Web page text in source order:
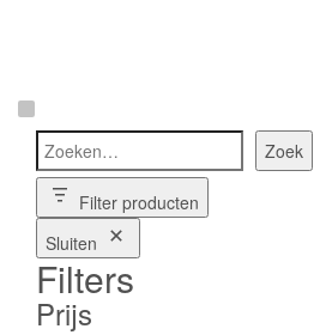
Zoeken Zoek
Filter producten
Sluiten
Filters
Prijs